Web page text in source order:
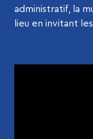
administratif, la
lieu en invitant